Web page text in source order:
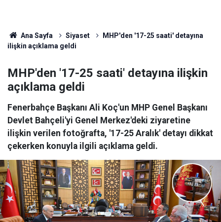
Ana Sayfa Siyaset
MHP'den '17-25 saati' detayına
ilişkin açıklama geldi
MHP'den '17-25 saati' detayına ilişkin
açıklama geldi
Fenerbahçe Başkanı Ali Koç'un MHP Genel Başkanı
Devlet Bahçeli'yi Genel Merkez'deki ziyaretine
ilişkin verilen fotoğrafta, '17-25 Aralık' detayı dikkat
çekerken konuyla ilgili açıklama geldi.